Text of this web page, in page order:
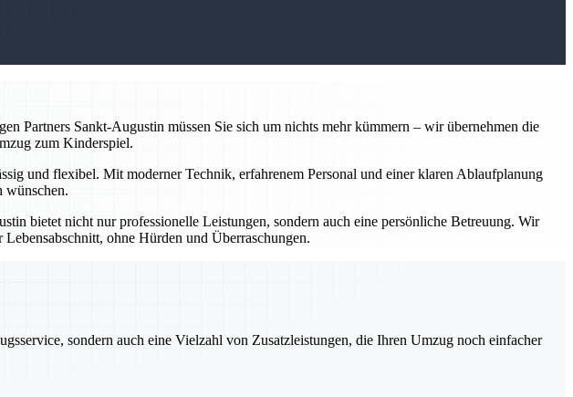
Partners Sankt-Augustin müssen Sie sich um nichts mehr kümmern – wir übernehmen die
zum Kinderspiel.
und flexibel. Mit moderner Technik, erfahrenem Personal und einer klaren Ablaufplanung
wünschen.
bietet nicht nur professionelle Leistungen, sondern auch eine persönliche Betreuung. Wir
ohne Hürden und Überraschungen.
sondern auch eine Vielzahl von Zusatzleistungen, die Ihren Umzug noch einfacher